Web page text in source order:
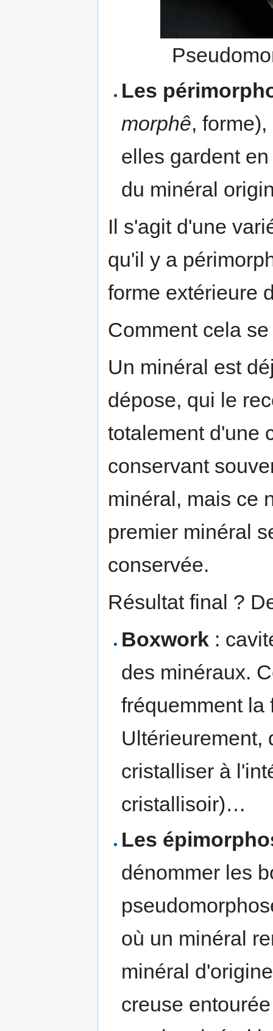
Les
morphê,
elles gardent
du minéral
Il s'agit d'une
qu'il y a
forme extérieure
Comment cela
Un minéral est
dépose, qui le
totalement d'une
conservant
minéral, mais ce
premier minéral
conservée.
Résultat final ?
Boxwork :
des minéraux.
fréquemment la
Ultérieurement,
cristalliser à
cristallisoir)…
Les
dénommer les
où un minéral
minéral
creuse